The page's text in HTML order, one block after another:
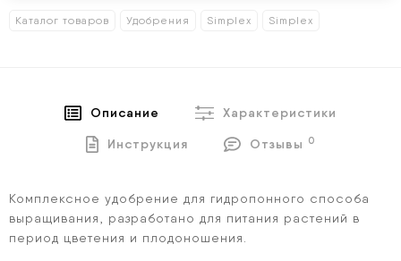
Каталог товаров Удобрения Simplex Simplex
Описание
Характеристики
Инструкция
Отзывы 0
Комплексное удобрение для гидропонного способа
выращивания, разработано для питания растений в
период цветения и плодоношения.